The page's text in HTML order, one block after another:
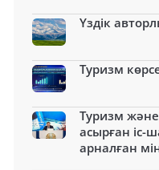
Үздік
Туризм
Туризм және
асырған іс-
арналған